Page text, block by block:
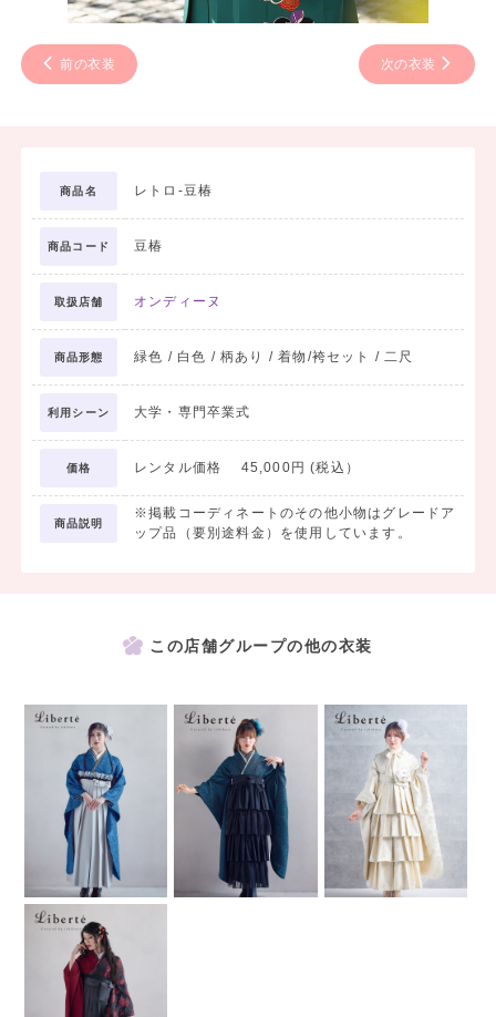
前の衣装 次の衣装
商品名 レトロ-豆椿
商品コード 豆椿
取扱店舗 オンディーヌ
商品形態 緑色 / 白色 / 柄あり / 着物/袴セット / 二尺
利用シーン 大学・専門卒業式
価格 レンタル価格 45,000円 (税込）
商品説明
※掲載コーディネートのその他小物はグレードア
ップ品（要別途料金）を使用しています。
この店舗グループの他の衣装